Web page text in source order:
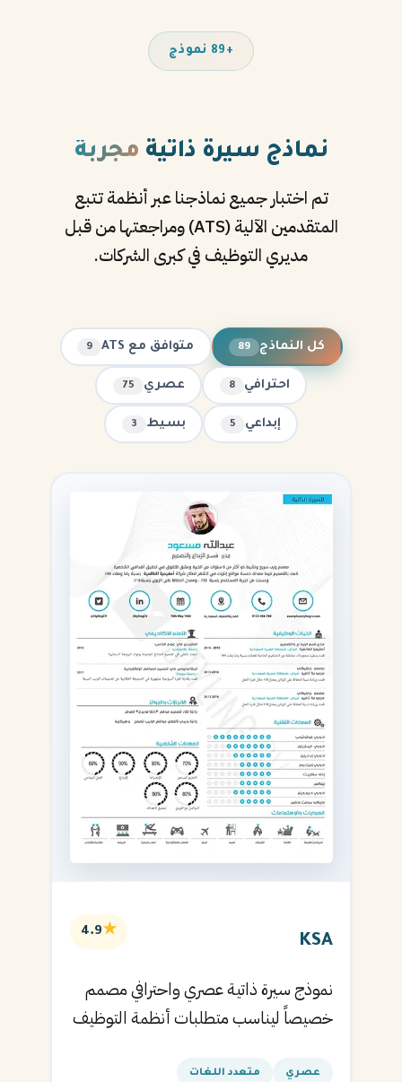
+89 نموذج
نماذج سيرة ذاتية مجربة
تم اختبار جميع نماذجنا عبر أنظمة تتبع
المتقدمين الآلية (ATS) ومراجعتها من قبل
مديري التوظيف في كبرى الشركات.
كل النماذج 89 متوافق مع ATS 9
احترافي 8 عصري 75
إبداعي 5 بسيط 3
KSA
★
4.9
نموذج سيرة ذاتية عصري واحترافي مصمم
خصيصاً ليناسب متطلبات أنظمة التوظيف
القادمة.
عصري متعدد اللغات